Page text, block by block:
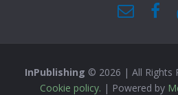
InPublishing © 2026 | All Rights
Cookie policy. | Powered by